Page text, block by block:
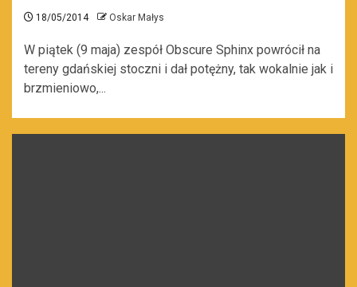
18/05/2014 Oskar Małys
W piątek (9 maja) zespół Obscure Sphinx powrócił na
tereny gdańskiej stoczni i dał potężny, tak wokalnie jak i
brzmieniowo,...